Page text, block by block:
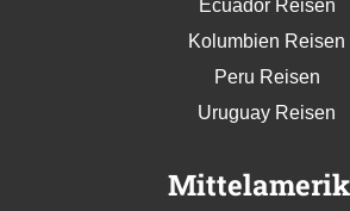
Ecuador Reisen
Kolumbien Reisen
Peru Reisen
Uruguay Reisen